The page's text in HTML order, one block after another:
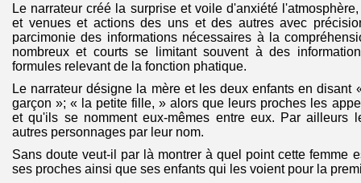
Le narrateur créé la surprise et voile d'anxiété
et venues et actions des uns et des autres avec
parcimonie des informations nécessaires à la
nombreux et courts se limitant souvent à des
formules relevant de la fonction phatique.
Le narrateur désigne la mère et les deux enfants en
garçon »; « la petite fille, » alors que leurs proches les
et qu'ils se nomment eux-mêmes entre eux. Par ailleurs
autres personnages par leur nom.
Sans doute veut-il par là montrer à quel point cette femme
ses proches ainsi que ses enfants qui les voient pour la